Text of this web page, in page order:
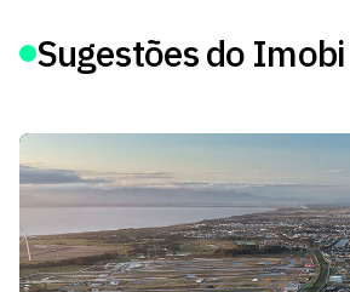
Sugestões do Imobi